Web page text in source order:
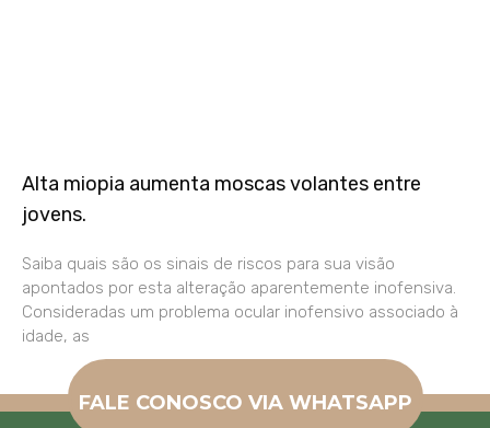
Alta miopia aumenta moscas volantes entre
jovens.
Saiba quais são os sinais de riscos para sua visão
apontados por esta alteração aparentemente inofensiva.
Consideradas um problema ocular inofensivo associado à
idade, as
FALE CONOSCO VIA WHATSAPP